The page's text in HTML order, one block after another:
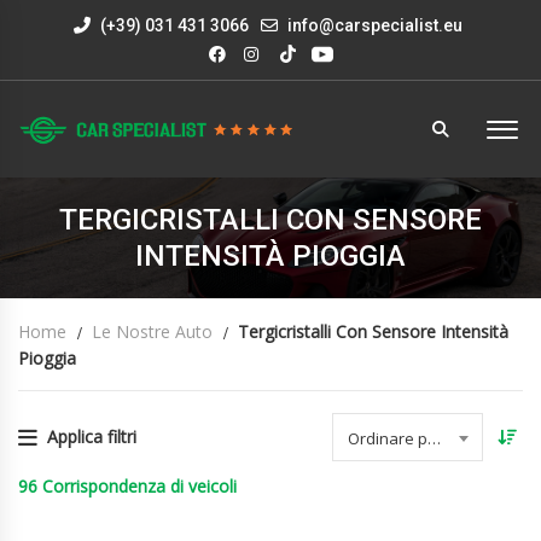
(+39) 031 431 3066 info@carspecialist.eu
TERGICRISTALLI CON SENSORE
INTENSITÀ PIOGGIA
Home Le Nostre Auto
Tergicristalli Con Sensore Intensità
Pioggia
Applica filtri Ordinare per data
96 Corrispondenza di veicoli